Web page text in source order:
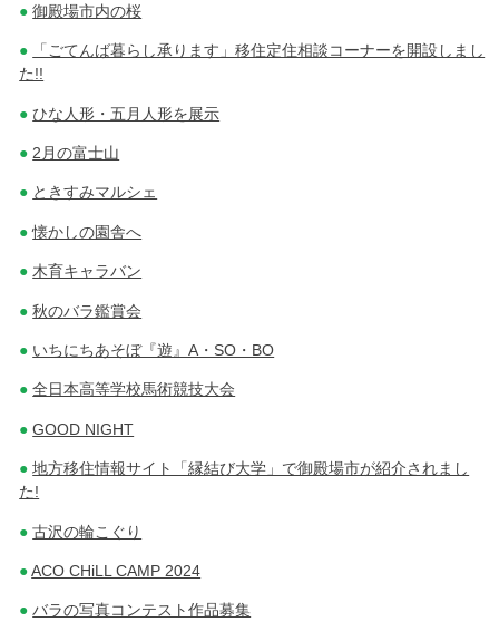
御殿場市内の桜
「ごてんば暮らし承ります」移住定住相談コーナーを開設しまし
た!!
ひな人形・五月人形を展示
2月の富士山
ときすみマルシェ
懐かしの園舎へ
木育キャラバン
秋のバラ鑑賞会
いちにちあそぼ『遊』A・SO・BO
全日本高等学校馬術競技大会
GOOD NIGHT
地方移住情報サイト「縁結び大学」で御殿場市が紹介されまし
た!
古沢の輪こぐり
ACO CHiLL CAMP 2024
バラの写真コンテスト作品募集